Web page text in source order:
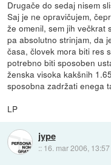
Drugače do sedaj nisem
Saj je ne opravičujem,
že omenil, sem jih večkrat
pa absolutno strinjam, da
časa, človek mora biti res
potrebno biti sposoben
ženska visoka kakšnih
sposobna zadržati enega
LP
jype
:: 16. mar 2006, 13:57